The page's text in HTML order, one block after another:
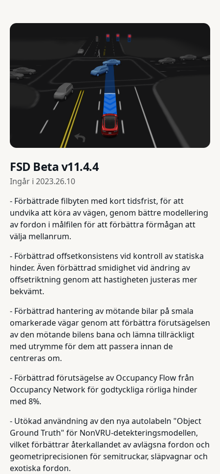
FSD Beta v11.4.4
Ingår i 2023.26.10
- Förbättrade filbyten med kort tidsfrist, för att
undvika att köra av vägen, genom bättre modellering
av fordon i målfilen för att förbättra förmågan att
välja mellanrum.
- Förbättrad offsetkonsistens vid kontroll av statiska
hinder. Även förbättrad smidighet vid ändring av
offsetriktning genom att hastigheten justeras mer
bekvämt.
- Förbättrad hantering av mötande bilar på smala
omarkerade vägar genom att förbättra förutsägelsen
av den mötande bilens bana och lämna tillräckligt
med utrymme för dem att passera innan de
centreras om.
- Förbättrad förutsägelse av Occupancy Flow från
Occupancy Network för godtyckliga rörliga hinder
med 8%.
- Utökad användning av den nya autolabeln "Object
Ground Truth" för NonVRU-detekteringsmodellen,
vilket förbättrar återkallandet av avlägsna fordon och
geometriprecisionen för semitruckar, släpvagnar och
exotiska fordon.